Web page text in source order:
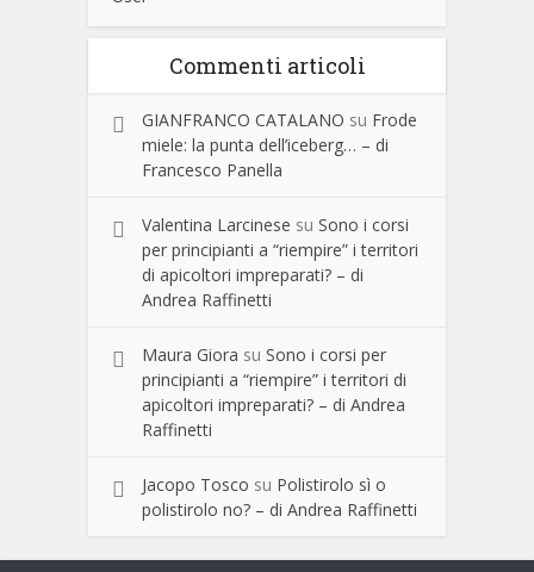
Commenti articoli
GIANFRANCO CATALANO su Frode
miele: la punta dell’iceberg… – di
Francesco Panella
Valentina Larcinese su Sono i corsi
per principianti a “riempire” i territori
di apicoltori impreparati? – di
Andrea Raffinetti
Maura Giora su Sono i corsi per
principianti a “riempire” i territori di
apicoltori impreparati? – di Andrea
Raffinetti
Jacopo Tosco su Polistirolo sì o
polistirolo no? – di Andrea Raffinetti